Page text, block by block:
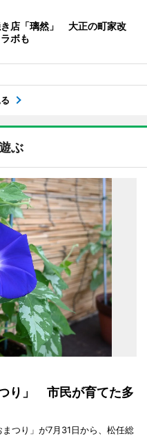
店「璃然」 大正の町家改
ボも
ぶ
り」 市民が育てた多
つり」が7月31日から、松任総